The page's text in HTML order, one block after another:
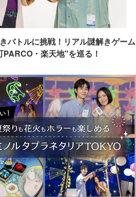
バトルに挑戦！リアル謎解きゲーム
・楽天地"を巡る！